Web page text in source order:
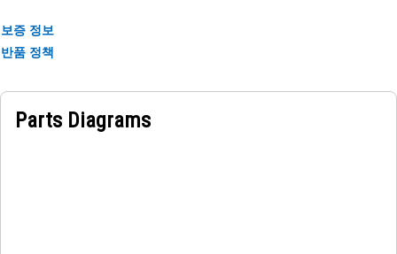
보증 정보
반품 정책
Parts Diagrams